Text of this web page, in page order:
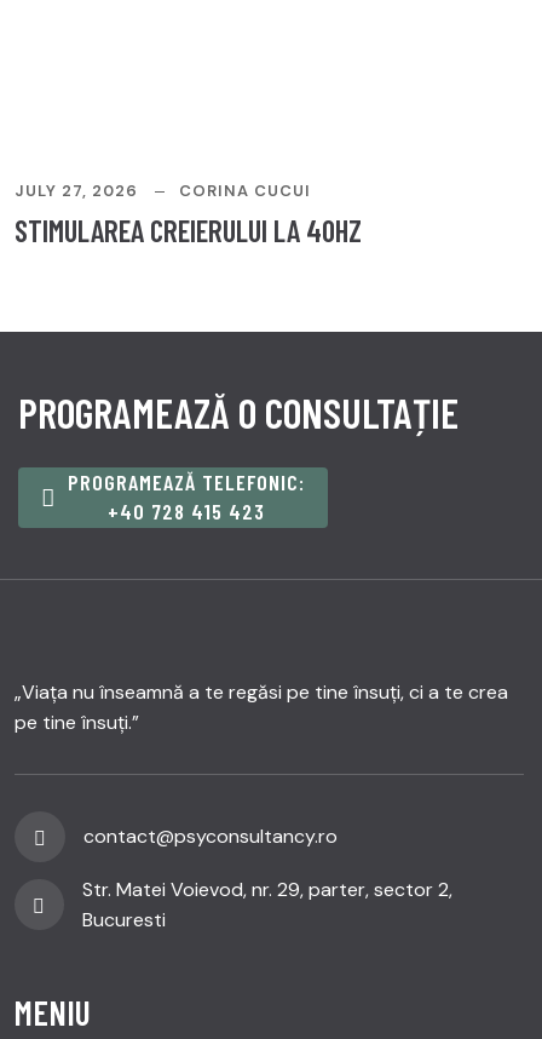
JULY 27, 2026 CORINA CUCUI
STIMULAREA CREIERULUI LA 40HZ
PROGRAMEAZĂ O CONSULTAȚIE
PROGRAMEAZĂ TELEFONIC:
+40 728 415 423
„Viața nu înseamnă a te regăsi pe tine însuți, ci a te crea
pe tine însuți.”
contact@psyconsultancy.ro
Str. Matei Voievod, nr. 29, parter, sector 2,
Bucuresti
MENIU